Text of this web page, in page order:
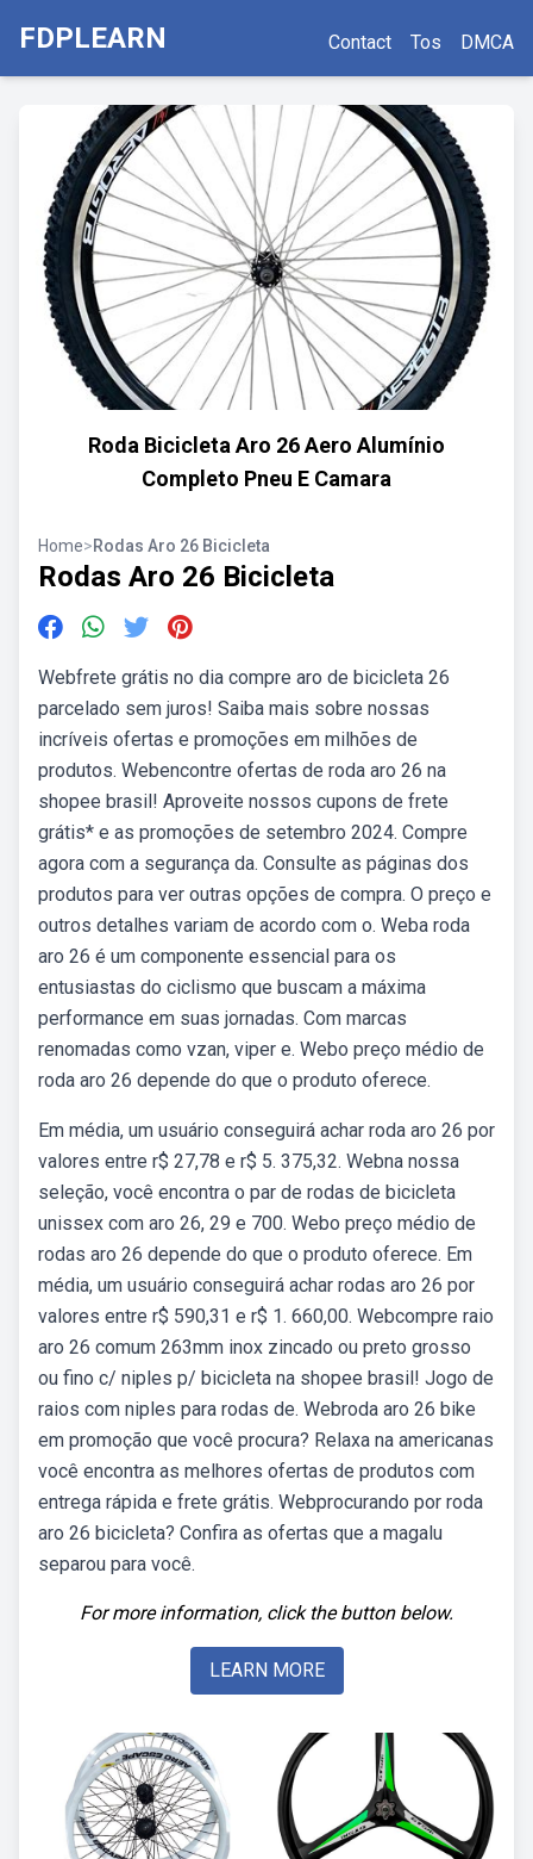
FDPLEARN Contact Tos DMCA
Roda Bicicleta Aro 26 Aero Alumínio
Completo Pneu E Camara
Home>Rodas Aro 26 Bicicleta
Rodas Aro 26 Bicicleta
Webfrete grátis no dia compre aro de bicicleta 26
parcelado sem juros! Saiba mais sobre nossas
incríveis ofertas e promoções em milhões de
produtos. Webencontre ofertas de roda aro 26 na
shopee brasil! Aproveite nossos cupons de frete
grátis* e as promoções de setembro 2024. Compre
agora com a segurança da. Consulte as páginas dos
produtos para ver outras opções de compra. O preço e
outros detalhes variam de acordo com o. Weba roda
aro 26 é um componente essencial para os
entusiastas do ciclismo que buscam a máxima
performance em suas jornadas. Com marcas
renomadas como vzan, viper e. Webo preço médio de
roda aro 26 depende do que o produto oferece.
Em média, um usuário conseguirá achar roda aro 26 por
valores entre r$ 27,78 e r$ 5. 375,32. Webna nossa
seleção, você encontra o par de rodas de bicicleta
unissex com aro 26, 29 e 700. Webo preço médio de
rodas aro 26 depende do que o produto oferece. Em
média, um usuário conseguirá achar rodas aro 26 por
valores entre r$ 590,31 e r$ 1. 660,00. Webcompre raio
aro 26 comum 263mm inox zincado ou preto grosso
ou fino c/ niples p/ bicicleta na shopee brasil! Jogo de
raios com niples para rodas de. Webroda aro 26 bike
em promoção que você procura? Relaxa na americanas
você encontra as melhores ofertas de produtos com
entrega rápida e frete grátis. Webprocurando por roda
aro 26 bicicleta? Confira as ofertas que a magalu
separou para você.
For more information, click the button below.
LEARN MORE